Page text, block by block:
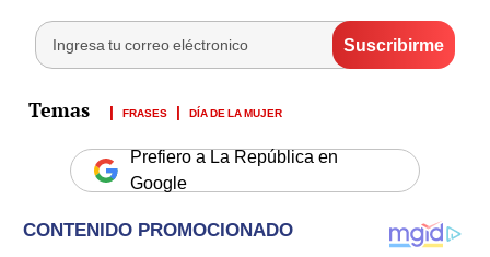
FRASES DÍA DE LA MUJER
Prefiero a La República en
Google